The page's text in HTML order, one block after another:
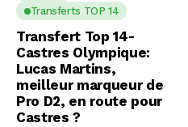
Transferts TOP 14
Transfert Top 14-
Castres Olympique:
Lucas Martins,
meilleur marqueur de
Pro D2, en route pour
Castres ?